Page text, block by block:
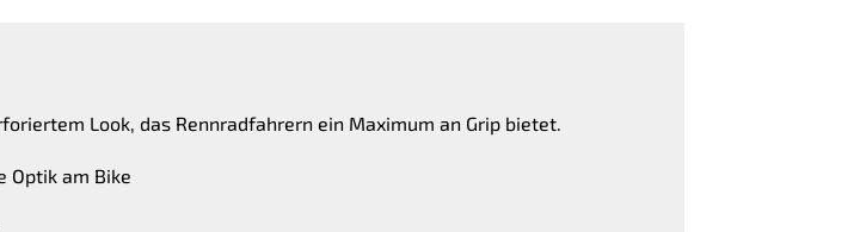
Look, das Rennradfahrern ein Maximum an Grip bietet.
Optik am Bike